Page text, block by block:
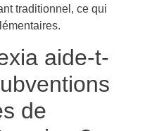
traditionnel, ce qui
aide-t-
de